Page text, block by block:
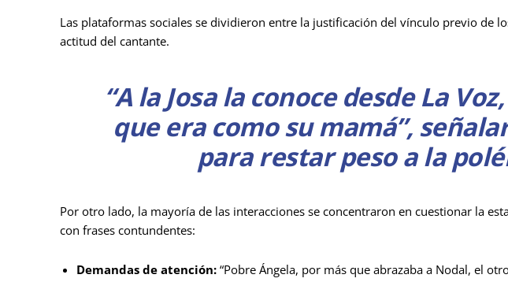
Las plataformas sociales se dividieron entre la justificación del vínculo previo de
actitud del cantante.
“A la Josa la conoce desde La
que era como su mamá”,
para restar peso a la
Por otro lado, la mayoría de las interacciones se concentraron en cuestionar la
con frases contundentes:
Demandas de atención: “Pobre Ángela, por más que abrazaba a Nodal, el